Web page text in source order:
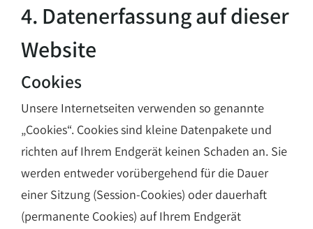
4. Datenerfassung auf dieser
Website
Cookies
Unsere Internetseiten verwenden so genannte
„Cookies“. Cookies sind kleine Datenpakete und
richten auf Ihrem Endgerät keinen Schaden an. Sie
werden entweder vorübergehend für die Dauer
einer Sitzung (Session-Cookies) oder dauerhaft
(permanente Cookies) auf Ihrem Endgerät